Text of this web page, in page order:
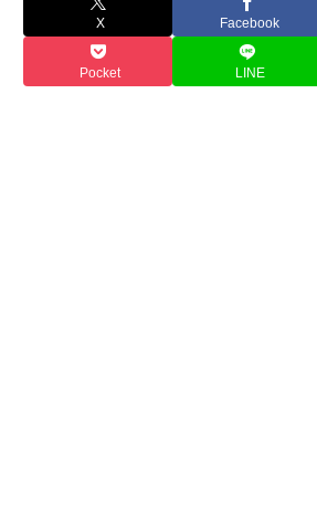
X Facebook
Pocket LINE